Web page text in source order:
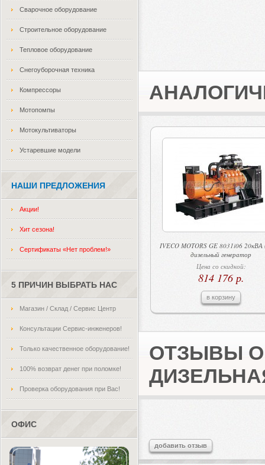
Сварочное оборудование
Строительное оборудование
Тепловое оборудование
Снегоуборочная техника
Компрессоры
Мотопомпы
Мотокультиваторы
Устаревшие модели
НАШИ ПРЕДЛОЖЕНИЯ
Акции!
Хит сезона!
Сертификаты «Нет проблем!»
5 ПРИЧИН ВЫБРАТЬ НАС
Магазин / Склад / Сервис Центр
Консультации Сервис-инженеров!
Только качественное оборудование!
100% возврат денег при поломке!
Проверка оборудования при Вас!
ОФИС
IVECO MOTORS GE 8031i06
дизельный генератор
Цена со скидкой:
814 176 р.
в корзину
ОТЗЫВЫ О
добавить отзыв